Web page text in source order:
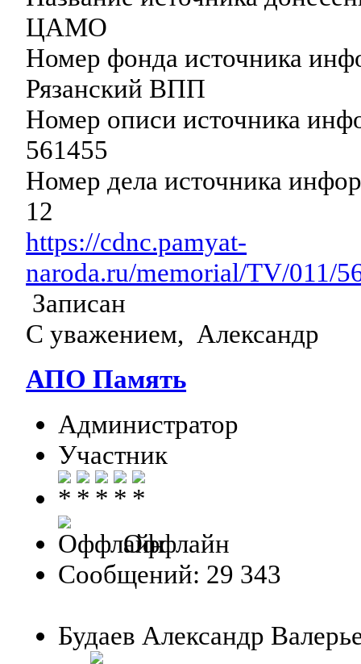
ЦАМО
Номер фонда источника
Рязанский ВПП
Номер описи источника
561455
Номер дела источника
12
https://cdnc.pamyat-
naroda.ru/memorial/TV/011/
Записан
С уважением, Александр
АПО Память
Администратор
Участник
Оффлайн
Сообщений: 29 343
Будаев Александр